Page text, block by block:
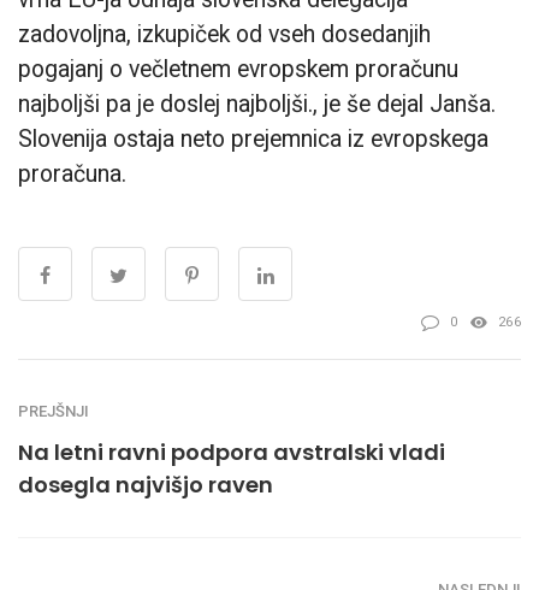
zadovoljna, izkupiček od vseh dosedanjih
pogajanj o večletnem evropskem proračunu
najboljši pa je doslej najboljši., je še dejal Janša.
Slovenija ostaja neto prejemnica iz evropskega
proračuna.
0 266
PREJŠNJI
Na letni ravni podpora avstralski vladi
dosegla najvišjo raven